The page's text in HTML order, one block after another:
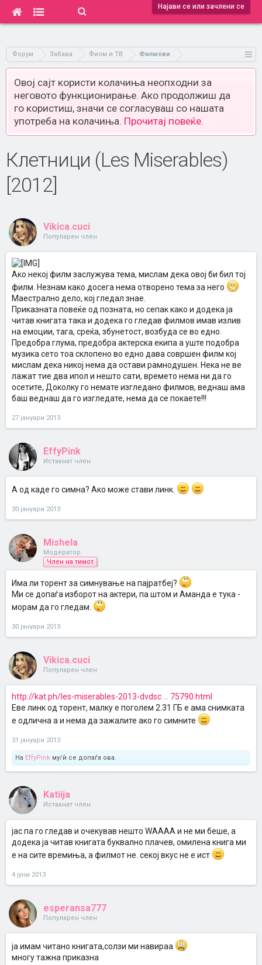
Најави се или зачлени се
Форум Забава Филм и ТВ Филмови
Овој сајт користи колачиња неопходни за
неговото функционирање. Ако продолжиш да
го користиш, значи се согласуваш со нашата
употреба на колачиња. Прочитај повеќе.
Клетници (Les Miserables)
[2012]
Vikica.cuci
Популарен член
Ако некој филм заслужува тема, мислам дека овој би бил тој
филм. Незнам како досега нема отворено тема за него
Маестрално дело, кој гледал знае.
Приказната повеќе од позната, но сепак како и додека ја
читав книгата така и додека го гледав филмов имав излив
на емоции, тага, среќа, збунетост, возбуда се во едно.
Предобра глума, предобра актерска екипа а уште подобра
музика сето тоа склопено во едно дава совршен филм кој
мислам дека никој нема да остави рамнодушен. Нека не ве
лажат тие два ипол и нешто сати, времето нема ни да го
осетите, Доколку го немате изгледано филмов, веднаш ама
баш веднаш да го изгледате, нема да се покаете!!!
27 јануари 2013
EffyPink
Истакнат член
А од каде го симна? Ако може стави линк.
30 јануари 2013
Mishela
Модератор
Член на тимот
Има ли торент за симнување на пајратбеј?
Mи се допаѓа изборот на актери, па штом и Аманда е тука -
морам да го гледам.
30 јануари 2013
Vikica.cuci
Популарен член
http://kat.ph/les-miserables-2013-dvdsc ... 75790.html
Еве линк од торент, малку е поголем 2.31 ГБ е ама снимката
е одлична а и нема да зажалите ако го симните
31 јануари 2013
На EffyPink му/ѝ се допаѓа ова.
Katiija
Истакнат член
јас па го гледав и очекував нешто WAAAA и не ми беше, а
додека ја читав книгата буквално плачев, омилена книга ми
е на сите времиња, а филмот не. секој вкус не е ист
4 јуни 2013
esperansa777
Популарен член
ја имам читано книгата,солзи ми навираа
многу тажна приказна